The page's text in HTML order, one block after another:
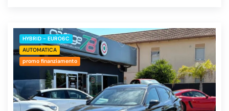
HYBRID - EURO6C
AUTOMATICA
promo finanziamento